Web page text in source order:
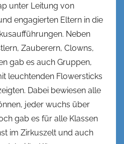
e
l
unter Leitung von
engagierten Eltern in die
Neben
Zauberern, Clowns,
gab es auch Gruppen,
leuchtenden Flowersticks
Dabei bewiesen alle
jeder wuchs über
gab es für alle Klassen
im Zirkuszelt und auch